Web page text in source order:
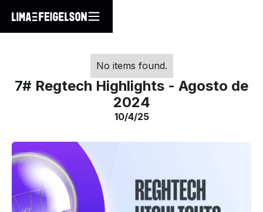
No items found.
7# Regtech Highlights - Agosto de
2024
10/4/25